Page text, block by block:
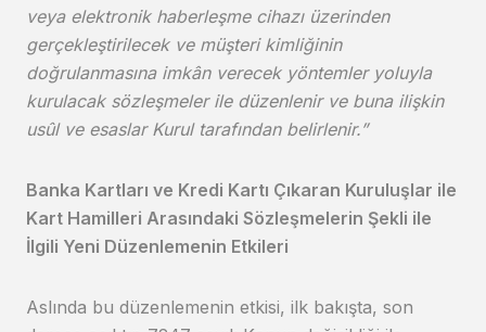
veya elektronik haberleşme cihazı üzerinden
gerçekleştirilecek ve müşteri kimliğinin
doğrulanmasına imkân verecek yöntemler yoluyla
kurulacak sözleşmeler ile düzenlenir ve buna ilişkin
usûl ve esaslar Kurul tarafından belirlenir.”
Banka Kartları ve Kredi Kartı Çıkaran Kuruluşlar ile
Kart Hamilleri Arasındaki Sözleşmelerin Şekli ile
İlgili Yeni Düzenlemenin Etkileri
Aslında bu düzenlemenin etkisi, ilk bakışta, son